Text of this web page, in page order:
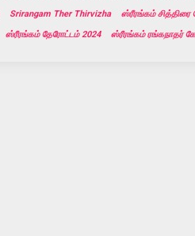
Srirangam Ther Thirvizha
ஸ்ரீரங்கம் சித்திரை
ஸ்ரீரங்கம் தேரோட்டம் 2024 ஸ்ரீரங்கம் ரங்கநாதர்